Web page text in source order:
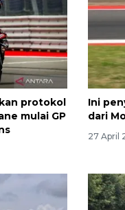
protokol
mulai GP
Ini
dari
27 April